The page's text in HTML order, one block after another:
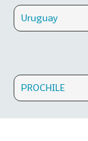
Uruguay
PROCHILE